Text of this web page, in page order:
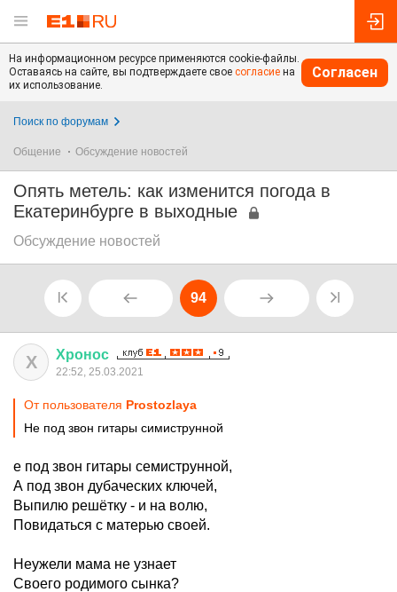
На информационном ресурсе применяются cookie-файлы.
Оставаясь на сайте, вы подтверждаете свое согласие на
их использование.
Согласен
Поиск по форумам
Общение Обсуждение новостей
Опять метель: как изменится погода в
Екатеринбурге в выходные
Обсуждение новостей
94
Х Хронос
22:52, 25.03.2021
От пользователя Prostozlaya
Не под звон гитары симиструнной
е под звон гитары семиструнной,
А под звон дубаческих ключей,
Выпилю решётку - и на волю,
Повидаться с матерью своей.
Неужели мама не узнает
Своего родимого сынка?